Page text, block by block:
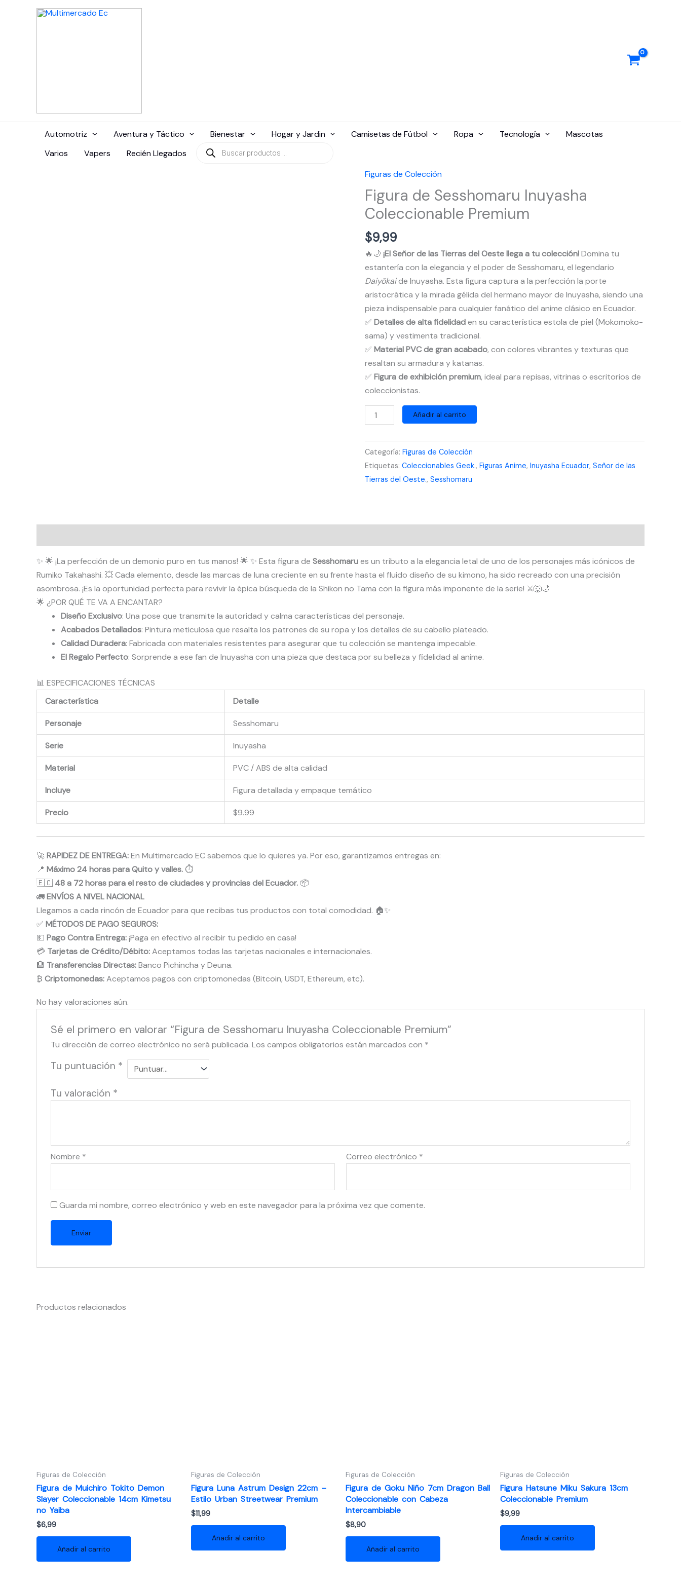
Automotriz Aventura y Táctico Bienestar Hogar y Jardin Camisetas de Fútbol Ropa Tecnología
Mascotas
Varios
Vapers Recién Llegados
Búsqueda
Figuras de Colección
Figura de Sesshomaru Inuyasha
Coleccionable Premium
$9,99
🔥🌙 ¡El Señor de las Tierras del Oeste llega a tu colección!Domina tu
estantería con la elegancia y el poder de Sesshomaru, el legendario
Daiyōkaide Inuyasha. Esta figura captura a la perfección la porte
aristocrática y la mirada gélida del hermano mayor de Inuyasha, siendo una
pieza indispensable para cualquier fanático del anime clásico en Ecuador.
✅ Detalles de alta fidelidaden su característica estola de piel (Mokomoko-
sama) y vestimenta tradicional.
✅ Material PVC de gran acabado, con colores vibrantes y texturas que
resaltan su armadura y katanas.
✅ Figura de exhibición premium, ideal para repisas, vitrinas o escritorios de
coleccionistas.
Figura
de
Sesshomaru
Inuyasha
Coleccionable
Premium
Añadir al carrito
Categoría: Figuras de Colección
Etiquetas: Coleccionables Geek., Figuras Anime, Inuyasha Ecuador, Señor de las
Tierras del Oeste., Sesshomaru
✨ 🌟 ¡La perfección de un demonio puro en tus manos! 🌟 ✨ Esta figura de Sesshomarues un tributo a la elegancia letal de uno de los personajes más icónicos de
Rumiko Takahashi. 💥 Cada elemento, desde las marcas de luna creciente en su frente hasta el fluido diseño de su kimono, ha sido recreado con una precisión
asombrosa. ¡Es la oportunidad perfecta para revivir la épica búsqueda de la Shikon no Tama con la figura más imponente de la serie! ⚔️🐺🌙
🌟 ¿POR QUÉ TE VA A ENCANTAR?
Diseño Exclusivo: Una pose que transmite la autoridad y calma características del personaje.
Acabados Detallados: Pintura meticulosa que resalta los patrones de su ropa y los detalles de su cabello plateado.
Calidad Duradera: Fabricada con materiales resistentes para asegurar que tu colección se mantenga impecable.
El Regalo Perfecto: Sorprende a ese fan de Inuyasha con una pieza que destaca por su belleza y fidelidad al anime.
📊 ESPECIFICACIONES TÉCNICAS
Característica
Detalle
Personaje Sesshomaru
Serie Inuyasha
Material PVC / ABS de alta calidad
Incluye Figura detallada y empaque temático
Precio $9.99
🚀RAPIDEZ DE ENTREGA:En Multimercado EC sabemos que lo quieres ya. Por eso, garantizamos entregas en:
📍 Máximo 24 horas para Quito y valles. ⏱️
🇪🇨 48 a 72 horas para el resto de ciudades y provincias del Ecuador. 📦
🚛ENVÍOS A NIVEL NACIONAL
Llegamos a cada rincón de Ecuador para que recibas tus productos con total comodidad. 🏠✨
✅ MÉTODOS DE PAGO SEGUROS:
💵 Pago Contra Entrega:¡Paga en efectivo al recibir tu pedido en casa!
💳 Tarjetas de Crédito/Débito:Aceptamos todas las tarjetas nacionales e internacionales.
🏦 Transferencias Directas:Banco Pichincha y Deuna.
₿ Criptomonedas:Aceptamos pagos con criptomonedas (Bitcoin, USDT, Ethereum, etc).
No hay valoraciones aún.
Sé el primero en valorar “Figura de Sesshomaru Inuyasha Coleccionable Premium”
Tu dirección de correo electrónico no será publicada. Los campos obligatorios están marcados con *
Tu puntuación *
Tu valoración *
Nombre * Correo electrónico *
Guarda mi nombre, correo electrónico y web en este navegador para la próxima vez que comente.
Productos relacionados
Figuras de Colección
Figura de Muichiro Tokito Demon
Slayer Coleccionable 14cm Kimetsu
no Yaiba
$6,99
Añadir al carrito
Figuras de Colección
Figura Luna Astrum Design 22cm –
Estilo Urban Streetwear Premium
$11,99
Añadir al carrito
Figuras de Colección
Figura de Goku Niño 7cm Dragon Ball
Coleccionable con Cabeza
Intercambiable
$8,90
Añadir al carrito
Figuras de Colección
Figura Hatsune Miku Sakura 13cm
Coleccionable Premium
$9,99
Añadir al carrito